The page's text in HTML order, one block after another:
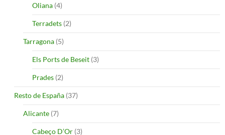
Oliana (4)
Terradets (2)
Tarragona (5)
Els Ports de Beseit (3)
Prades (2)
Resto de España (37)
Alicante (7)
Cabeço D’Or (3)